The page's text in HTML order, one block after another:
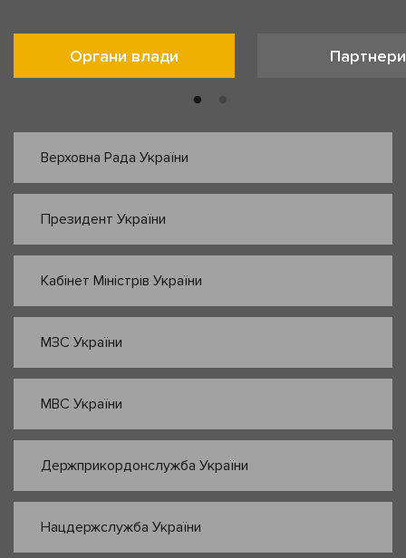
Органи влади Партнери
Верховна Рада України
Президент України
Кабінет Міністрів України
МЗС України
МВС України
Держприкордонслужба України
Нацдержслужба України